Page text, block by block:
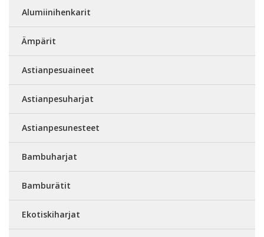
Alumiinihenkarit
Ämpärit
Astianpesuaineet
Astianpesuharjat
Astianpesunesteet
Bambuharjat
Bamburätit
Ekotiskiharjat